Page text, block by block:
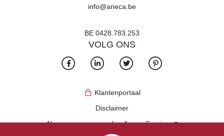
info@aneca.be
BE 0428.783.253
VOLG ONS
Klantenportaal
Disclaimer
Algemene voorwaarden Aneca Services